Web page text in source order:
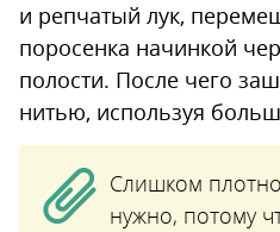
и репчатый лук,
поросенка начинкой
полости. После чего
нитью, используя
Слишком
нужно, потому